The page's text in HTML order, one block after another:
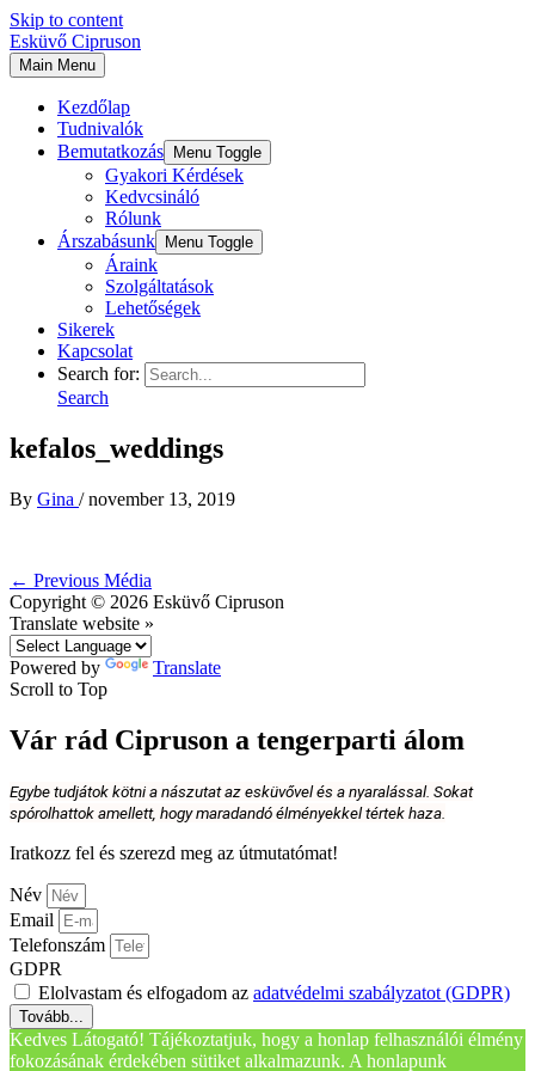
Skip to content
Esküvő Cipruson
Main Menu
Kezdőlap
Tudnivalók
Bemutatkozás
Menu Toggle
Gyakori Kérdések
Kedvcsináló
Rólunk
Árszabásunk
Menu Toggle
Áraink
Szolgáltatások
Lehetőségek
Sikerek
Kapcsolat
Search for:
Search
kefalos_weddings
By Gina /november 13, 2019
← Previous Média
Copyright © 2026 Esküvő Cipruson
Translate website »
Powered by
Translate
Scroll to Top
Vár rád Cipruson a tengerparti álom
Egybe tudjátok kötni a nászutat az esküvővel és a nyaralással. Sokat
spórolhattok amellett, hogy maradandó élményekkel tértek haza.
Iratkozz fel és szerezd meg az útmutatómat!
Név
Email
Telefonszám
GDPR
Elolvastam és elfogadom az adatvédelmi szabályzatot (GDPR)
Tovább...
Kedves Látogató! Tájékoztatjuk, hogy a honlap felhasználói élmény
fokozásának érdekében sütiket alkalmazunk. A honlapunk